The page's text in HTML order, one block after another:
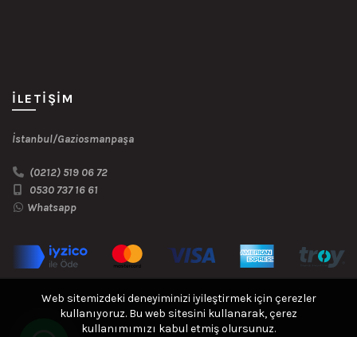
İLETIŞIM
İstanbul/Gaziosmanpaşa
(0212) 519 06 72
0530 737 16 61
Whatsapp
Web sitemizdeki deneyiminizi iyileştirmek için çerezler
kullanıyoruz. Bu web sitesini kullanarak, çerez
kullanımımızı kabul etmiş olursunuz.